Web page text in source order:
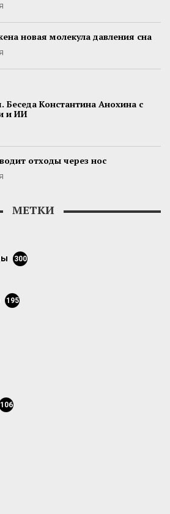
новая молекула давления сна
Константина Анохина с
и ИИ
отходы через нос
МЕТКИ
300
195
106